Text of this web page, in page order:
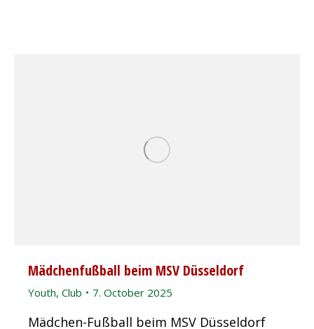
Mädchenfußball beim MSV Düsseldorf
Youth, Club 7. October 2025
Mädchen-Fußball beim MSV Düsseldorf